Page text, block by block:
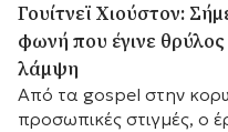
Γουίτνεϊ Χιούστον:
φωνή που έγινε
λάμψη
Από τα gospel στην
προσωπικές στιγμές, ο